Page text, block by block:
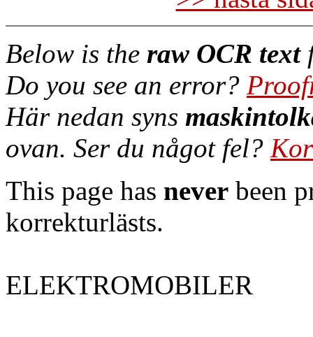
Below is the raw OCR text
Do you see an error?
Här nedan syns
ovan. Ser du något fel?
This page has never been
korrekturlästs.
ELEKTROMOBILER